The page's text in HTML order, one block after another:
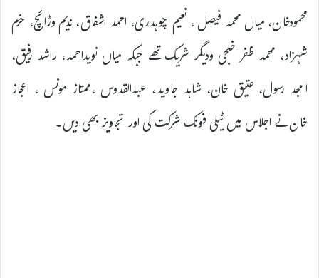
محمودخان، میاں محمد فیصل ، نعیم چوہدری، احمد اشفاق، ندیم وڑائچ، خرم
شہزاد، محمد ظفر خلجی ودیگر شریک تھے جبکہ میاں نویداحمد، راشد رفیق،
امجد رسول، عتیق خان، شاہد جاوید، عبدالقدوس ،ممتاز مونس ، اعجاز
خان نے اجلاس میں ٹیلی فونک شرکت کی اور تجاویز بھی دیں۔